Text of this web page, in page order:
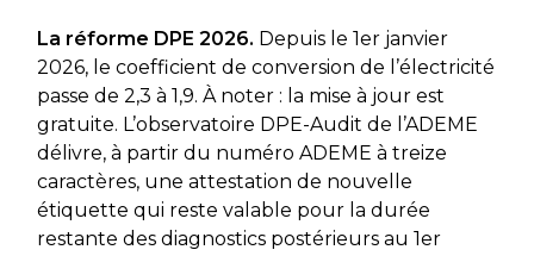
La réforme DPE 2026. Depuis le 1er janvier
2026, le coefficient de conversion de l’électricité
passe de 2,3 à 1,9. À noter : la mise à jour est
gratuite. L’observatoire DPE-Audit de l’ADEME
délivre, à partir du numéro ADEME à treize
caractères, une attestation de nouvelle
étiquette qui reste valable pour la durée
restante des diagnostics postérieurs au 1er